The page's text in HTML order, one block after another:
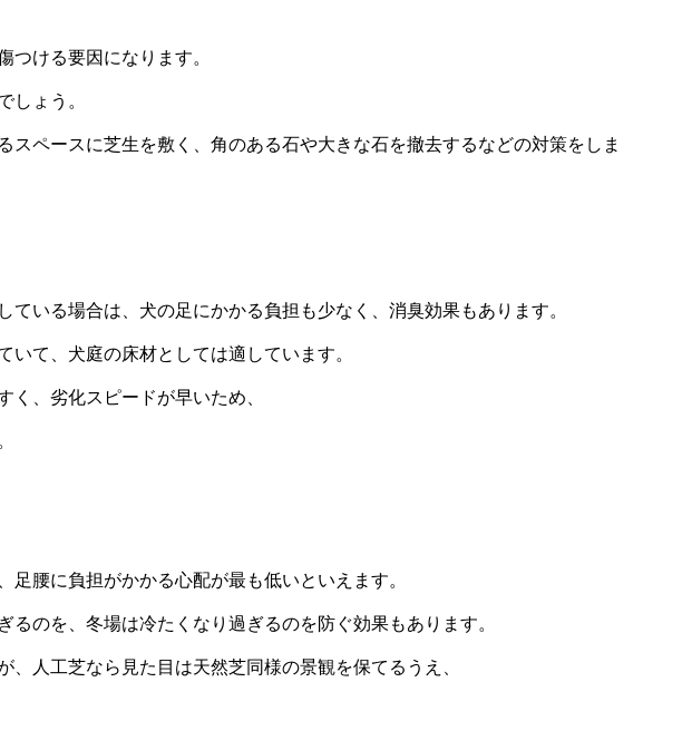
つける要因になります。
しょう。
ペースに芝生を敷く、角のある石や大きな石を撤去するなどの対策をしま
いる場合は、犬の足にかかる負担も少なく、消臭効果もあります。
て、犬庭の床材としては適しています。
、劣化スピードが早いため、
腰に負担がかかる心配が最も低いといえます。
のを、冬場は冷たくなり過ぎるのを防ぐ効果もあります。
人工芝なら見た目は天然芝同様の景観を保てるうえ、